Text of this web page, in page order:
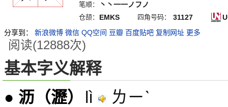
笔顺：
丶丶一一ノフノ
仓颉： EMKS 四角号码： 31127
分享到：
新浪微博 微信 QQ空间 豆瓣 百度贴吧 复制网址 更多
阅读(12888次)
基本字义解释
● 沥 （瀝） lì ㄌㄧˋ